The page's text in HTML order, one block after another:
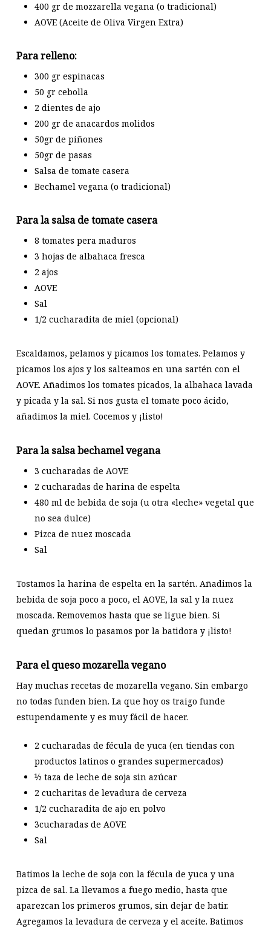
400 gr de mozzarella vegana (o tradicional)
AOVE (Aceite de Oliva Virgen Extra)
Para relleno:
300 gr espinacas
50 gr cebolla
2 dientes de ajo
200 gr de anacardos molidos
50gr de piñones
50gr de pasas
Salsa de tomate casera
Bechamel vegana (o tradicional)
Para la salsa de tomate casera
8 tomates pera maduros
3 hojas de albahaca fresca
2 ajos
AOVE
Sal
1/2 cucharadita de miel (opcional)
Escaldamos, pelamos y picamos los tomates. Pelamos y
picamos los ajos y los salteamos en una sartén con el
AOVE. Añadimos los tomates picados, la albahaca lavada
y picada y la sal. Si nos gusta el tomate poco ácido,
añadimos la miel. Cocemos y ¡listo!
Para la salsa bechamel vegana
3 cucharadas de AOVE
2 cucharadas de harina de espelta
480 ml de bebida de soja (u otra «leche» vegetal que
no sea dulce)
Pizca de nuez moscada
Sal
Tostamos la harina de espelta en la sartén. Añadimos la
bebida de soja poco a poco, el AOVE, la sal y la nuez
moscada. Removemos hasta que se ligue bien. Si
quedan grumos lo pasamos por la batidora y ¡listo!
Para el queso mozarella vegano
Hay muchas recetas de mozarella vegano. Sin embargo
no todas funden bien. La que hoy os traigo funde
estupendamente y es muy fácil de hacer.
2 cucharadas de fécula de yuca (en tiendas con
productos latinos o grandes supermercados)
½ taza de leche de soja sin azúcar
2 cucharitas de levadura de cerveza
1/2 cucharadita de ajo en polvo
3cucharadas de AOVE
Sal
Batimos la leche de soja con la fécula de yuca y una
pizca de sal. La llevamos a fuego medio, hasta que
aparezcan los primeros grumos, sin dejar de batir.
Agregamos la levadura de cerveza y el aceite. Batimos